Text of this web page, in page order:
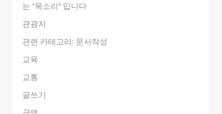
는 "목소리" 입니다
관광지
관련 카테고리: 문서작성
교육
교통
글쓰기